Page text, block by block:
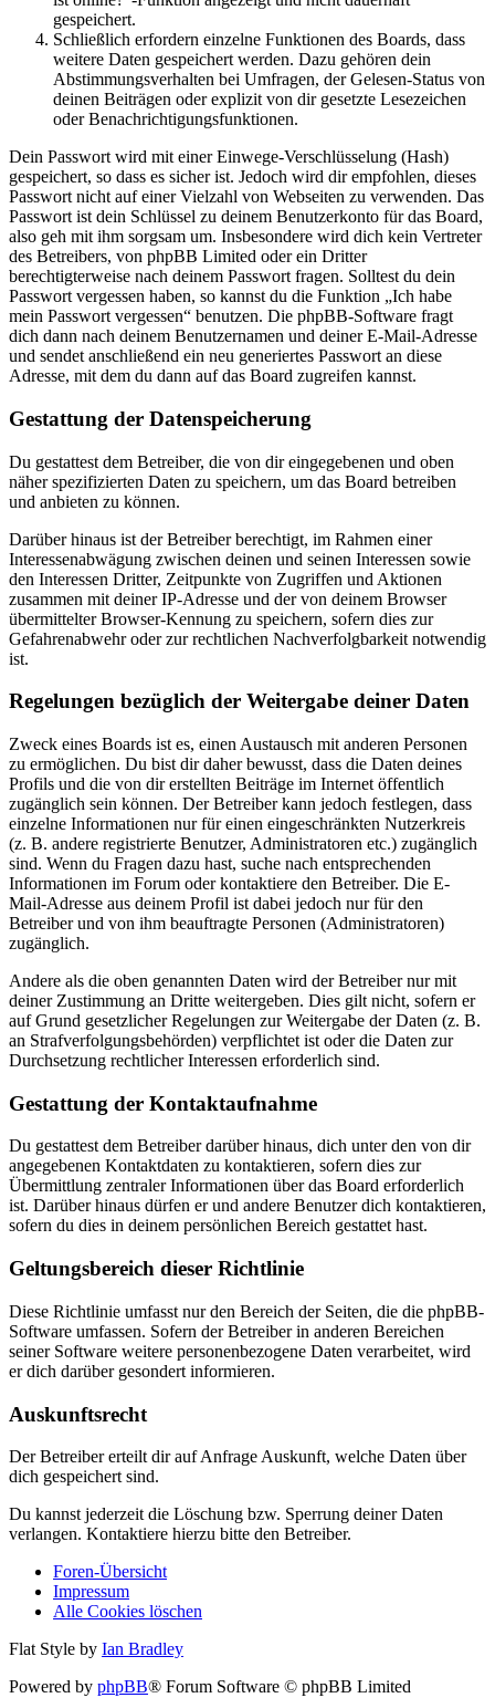
gespeichert.
Schließlich erfordern einzelne Funktionen des Boards, dass
weitere Daten gespeichert werden. Dazu gehören dein
Abstimmungsverhalten bei Umfragen, der Gelesen-Status von
deinen Beiträgen oder explizit von dir gesetzte Lesezeichen
oder Benachrichtigungsfunktionen.
Dein Passwort wird mit einer Einwege-Verschlüsselung (Hash)
gespeichert, so dass es sicher ist. Jedoch wird dir empfohlen, dieses
Passwort nicht auf einer Vielzahl von Webseiten zu verwenden. Das
Passwort ist dein Schlüssel zu deinem Benutzerkonto für das Board,
also geh mit ihm sorgsam um. Insbesondere wird dich kein Vertreter
des Betreibers, von phpBB Limited oder ein Dritter
berechtigterweise nach deinem Passwort fragen. Solltest du dein
Passwort vergessen haben, so kannst du die Funktion „Ich habe
mein Passwort vergessen“ benutzen. Die phpBB-Software fragt
dich dann nach deinem Benutzernamen und deiner E-Mail-Adresse
und sendet anschließend ein neu generiertes Passwort an diese
Adresse, mit dem du dann auf das Board zugreifen kannst.
Gestattung der Datenspeicherung
Du gestattest dem Betreiber, die von dir eingegebenen und oben
näher spezifizierten Daten zu speichern, um das Board betreiben
und anbieten zu können.
Darüber hinaus ist der Betreiber berechtigt, im Rahmen einer
Interessenabwägung zwischen deinen und seinen Interessen sowie
den Interessen Dritter, Zeitpunkte von Zugriffen und Aktionen
zusammen mit deiner IP-Adresse und der von deinem Browser
übermittelter Browser-Kennung zu speichern, sofern dies zur
Gefahrenabwehr oder zur rechtlichen Nachverfolgbarkeit notwendig
ist.
Regelungen bezüglich der Weitergabe deiner Daten
Zweck eines Boards ist es, einen Austausch mit anderen Personen
zu ermöglichen. Du bist dir daher bewusst, dass die Daten deines
Profils und die von dir erstellten Beiträge im Internet öffentlich
zugänglich sein können. Der Betreiber kann jedoch festlegen, dass
einzelne Informationen nur für einen eingeschränkten Nutzerkreis
(z. B. andere registrierte Benutzer, Administratoren etc.) zugänglich
sind. Wenn du Fragen dazu hast, suche nach entsprechenden
Informationen im Forum oder kontaktiere den Betreiber. Die E-
Mail-Adresse aus deinem Profil ist dabei jedoch nur für den
Betreiber und von ihm beauftragte Personen (Administratoren)
zugänglich.
Andere als die oben genannten Daten wird der Betreiber nur mit
deiner Zustimmung an Dritte weitergeben. Dies gilt nicht, sofern er
auf Grund gesetzlicher Regelungen zur Weitergabe der Daten (z. B.
an Strafverfolgungsbehörden) verpflichtet ist oder die Daten zur
Durchsetzung rechtlicher Interessen erforderlich sind.
Gestattung der Kontaktaufnahme
Du gestattest dem Betreiber darüber hinaus, dich unter den von dir
angegebenen Kontaktdaten zu kontaktieren, sofern dies zur
Übermittlung zentraler Informationen über das Board erforderlich
ist. Darüber hinaus dürfen er und andere Benutzer dich kontaktieren,
sofern du dies in deinem persönlichen Bereich gestattet hast.
Geltungsbereich dieser Richtlinie
Diese Richtlinie umfasst nur den Bereich der Seiten, die die phpBB-
Software umfassen. Sofern der Betreiber in anderen Bereichen
seiner Software weitere personenbezogene Daten verarbeitet, wird
er dich darüber gesondert informieren.
Auskunftsrecht
Der Betreiber erteilt dir auf Anfrage Auskunft, welche Daten über
dich gespeichert sind.
Du kannst jederzeit die Löschung bzw. Sperrung deiner Daten
verlangen. Kontaktiere hierzu bitte den Betreiber.
Foren-Übersicht
Impressum
Alle Cookies löschen
Flat Style by Ian Bradley
Powered by phpBB® Forum Software © phpBB Limited